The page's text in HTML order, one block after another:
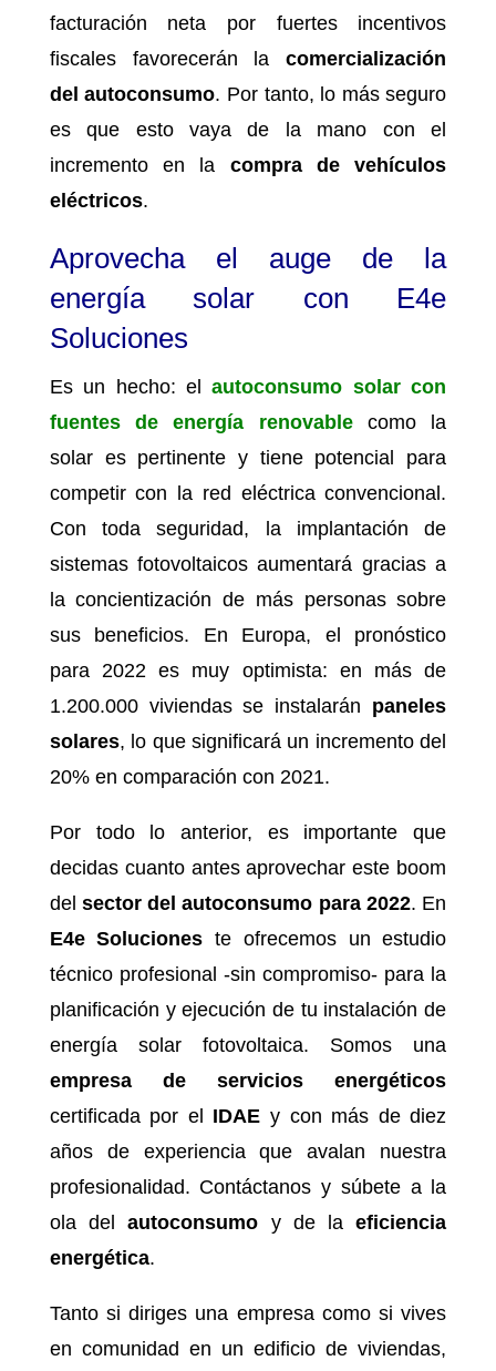
facturación neta por fuertes incentivos
fiscales favorecerán lacomercialización
del autoconsumo. Por tanto, lo más seguro
es que esto vaya de la mano con el
incremento en la compra de vehículos
eléctricos.
Aprovecha el auge de la
energía solar con E4e
Soluciones
Es un hecho: elautoconsumo solar con
fuentes de energía renovablecomo la
solar es pertinente y tiene potencial para
competir con la red eléctrica convencional.
Con toda seguridad, la implantación de
sistemas fotovoltaicos aumentará gracias a
la concientización de más personas sobre
sus beneficios. En Europa, el pronóstico
para 2022 es muy optimista: en más de
1.200.000 viviendas se instalarán paneles
solares, lo que significará un incremento del
20% en comparación con 2021.
Por todo lo anterior, es importante que
decidas cuanto antes aprovechar este boom
delsector del autoconsumo para 2022. En
E4e Soluciones te ofrecemos un estudio
técnico profesional -sin compromiso- para la
planificación y ejecución de tu instalación de
energía solar fotovoltaica. Somos una
empresa de servicios energéticos
certificada por el IDAEy con más de diez
años de experiencia que avalan nuestra
profesionalidad. Contáctanos y súbete a la
ola delautoconsumo y de laeficiencia
energética.
Tanto si diriges una empresa como si vives
en comunidad en un edificio de viviendas,